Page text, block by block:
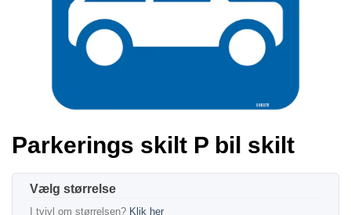
Parkerings skilt P bil skilt
størrelse
I tvivl om størrelsen? Klik her